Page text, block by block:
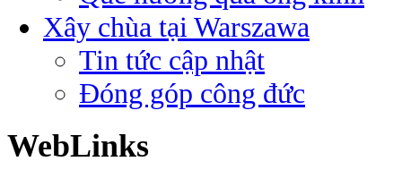
Xây chùa tại Warszawa
Tin tức cập nhật
Đóng góp công đức
WebLinks